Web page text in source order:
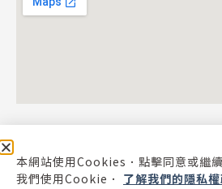
本網站使用Cookies．點擊同意或繼
我們使用Cookie． 了解我們的隱私